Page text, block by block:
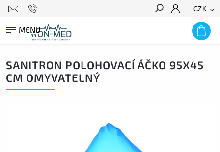
CZK
HLEDAT
SANITRON POLOHOVACÍ ÁČKO 95X45
CM OMYVATELNÝ